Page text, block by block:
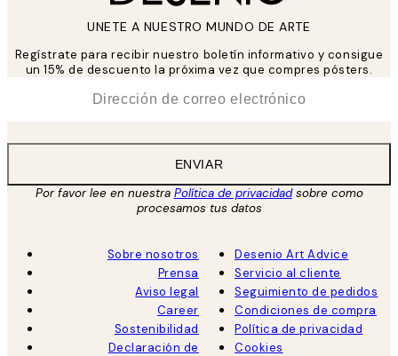
UNETE A NUESTRO MUNDO DE ARTE
Regístrate para recibir nuestro boletín informativo y consigue
un 15% de descuento la próxima vez que compres pósters.
ENVIAR
Por favor lee en nuestra Política de privacidadsobre como
procesamos tus datos
Sobre nosotros
Prensa
Aviso legal
Career
Sostenibilidad
Declaración de
Desenio Art Advice
Servicio al cliente
Seguimiento de pedidos
Condiciones de compra
Política de privacidad
Cookies